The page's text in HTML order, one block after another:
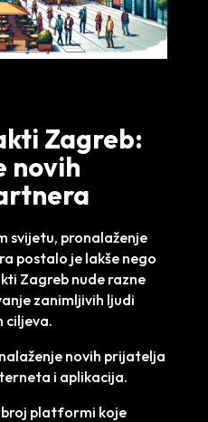
Zagreb:
novih
svijetu, pronalaženje
postalo je lakše nego
Zagreb nude razne
zanimljivih ljudi
ciljeva.
novih prijatelja
i aplikacija.
broj platformi koje